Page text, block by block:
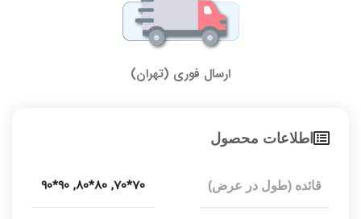
ارسال فوری (تهران)
اطلاعات محصول
قائده (طول در عرض) 70*70
,
80*80
,
90*90